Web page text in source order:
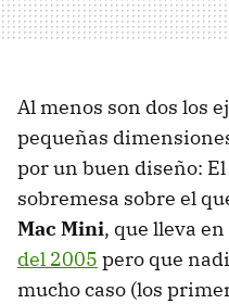
Al menos son dos los
pequeñas
por un buen diseño: El
sobremesa sobre el
Mac Mini, que lleva
del 2005 pero que
mucho caso (los